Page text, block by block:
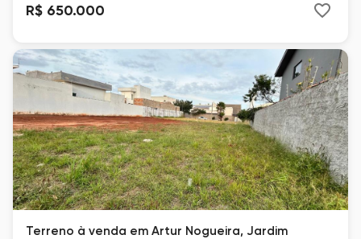
R$ 650.000
Terreno à venda em Artur Nogueira, Jardim